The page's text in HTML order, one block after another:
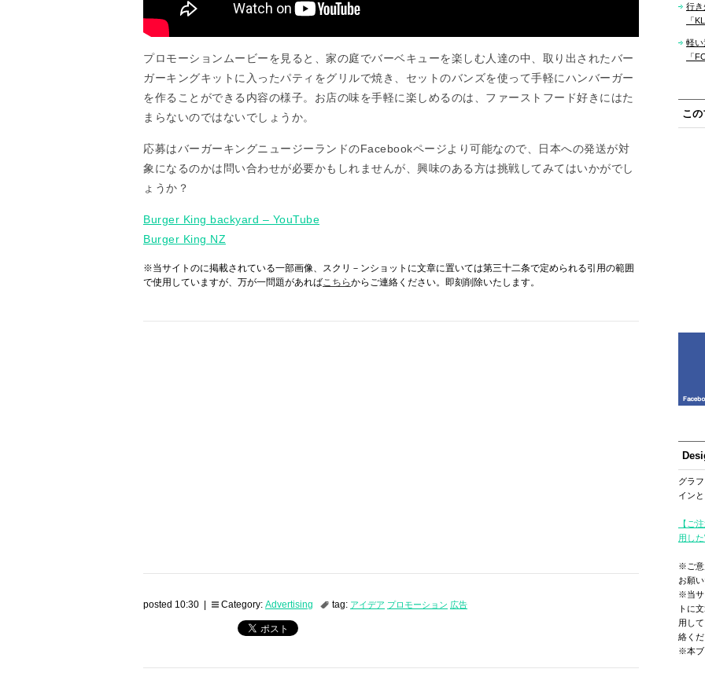
プロモーションムービーを見ると、家の庭でバーベキューを楽しむ人達の中、取り出されたバー
ガーキングキットに入ったパティをグリルで焼き、セットのバンズを使って手軽にハンバーガー
を作ることができる内容の様子。お店の味を手軽に楽しめるのは、ファーストフード好きにはた
まらないのではないでしょうか。
応募はバーガーキングニュージーランドのFacebookページより可能なので、日本への発送が対
象になるのかは問い合わせが必要かもしれませんが、興味のある方は挑戦してみてはいかがでし
ょうか？
Burger King backyard – YouTube
Burger King NZ
※当サイトのに掲載されている一部画像、スクリ－ンショットに文章に置いては第三十二条で定められる引用の範囲
で使用していますが、万が一問題があればこちらからご連絡ください。即刻削除いたします。
posted 10:30 | Category: Advertising tag: アイデア プロモーション 広告
行き
「
軽い
「
こ
グラ
イン
【ご
用し
※ご意
お願
※当サ
トに
用し
絡く
※本ブ